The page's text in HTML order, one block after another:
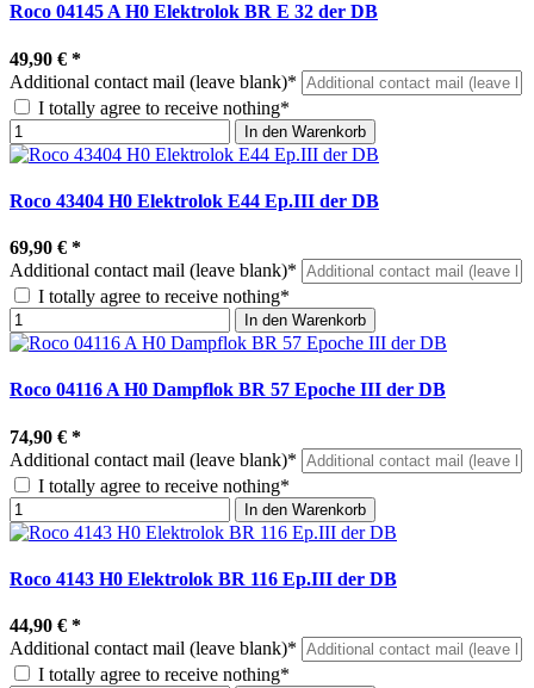
Roco 04145 A H0 Elektrolok BR E 32 der DB
49,90 € *
Additional contact mail (leave blank)*
I totally agree to receive nothing*
In den Warenkorb
Roco 43404 H0 Elektrolok E44 Ep.III der DB
69,90 € *
Additional contact mail (leave blank)*
I totally agree to receive nothing*
In den Warenkorb
Roco 04116 A H0 Dampflok BR 57 Epoche III der DB
74,90 € *
Additional contact mail (leave blank)*
I totally agree to receive nothing*
In den Warenkorb
Roco 4143 H0 Elektrolok BR 116 Ep.III der DB
44,90 € *
Additional contact mail (leave blank)*
I totally agree to receive nothing*